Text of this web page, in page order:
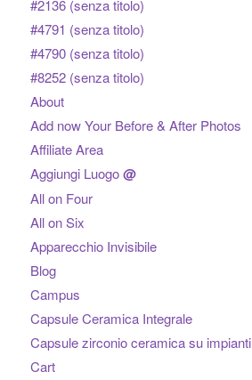
#2136 (senza titolo)
#4791 (senza titolo)
#4790 (senza titolo)
#8252 (senza titolo)
About
Add now Your Before & After Photos
Affiliate Area
Aggiungi Luogo@
All on Four
All on Six
Apparecchio Invisibile
Blog
Campus
Capsule Ceramica Integrale
Capsule zirconio ceramica su impianti
Cart